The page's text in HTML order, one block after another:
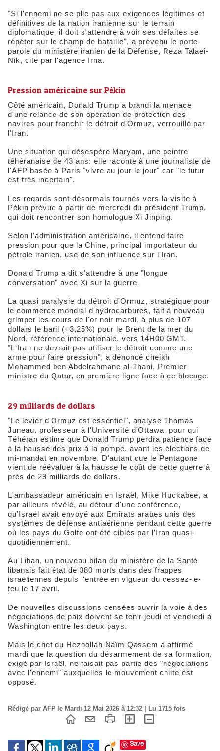
"Si l'ennemi ne se plie pas aux exigences légitimes et
définitives de la nation iranienne sur le terrain
diplomatique, il doit s'attendre à voir ses défaites se
répéter sur le champ de bataille", a prévenu le porte-
parole du ministère iranien de la Défense, Reza Talaei-
Nik, cité par l'agence Irna.
Pression américaine sur Pékin
Côté américain, Donald Trump a brandi la menace
d'une relance de son opération de protection des
navires pour franchir le détroit d'Ormuz, verrouillé par
l'Iran.
Une situation qui désespère Maryam, une peintre
téhéranaise de 43 ans: elle raconte à une journaliste de
l'AFP basée à Paris "vivre au jour le jour" car "le futur
est très incertain".
Les regards sont désormais tournés vers la visite à
Pékin prévue à partir de mercredi du président Trump,
qui doit rencontrer son homologue Xi Jinping.
Selon l'administration américaine, il entend faire
pression pour que la Chine, principal importateur du
pétrole iranien, use de son influence sur l'Iran.
Donald Trump a dit s'attendre à une "longue
conversation" avec Xi sur la guerre.
La quasi paralysie du détroit d'Ormuz, stratégique pour
le commerce mondial d'hydrocarbures, fait à nouveau
grimper les cours de l'or noir mardi, à plus de 107
dollars le baril (+3,25%) pour le Brent de la mer du
Nord, référence internationale, vers 14H00 GMT.
"L'Iran ne devrait pas utiliser le détroit comme une
arme pour faire pression", a dénoncé cheikh
Mohammed ben Abdelrahmane al-Thani, Premier
ministre du Qatar, en première ligne face à ce blocage.
29 milliards de dollars
"Le levier d'Ormuz est essentiel", analyse Thomas
Juneau, professeur à l'Université d'Ottawa, pour qui
Téhéran estime que Donald Trump perdra patience face
à la hausse des prix à la pompe, avant les élections de
mi-mandat en novembre. D'autant que le Pentagone
vient de réévaluer à la hausse le coût de cette guerre à
près de 29 milliards de dollars.
L'ambassadeur américain en Israël, Mike Huckabee, a
par ailleurs révélé, au détour d'une conférence,
qu'Israël avait envoyé aux Emirats arabes unis des
systèmes de défense antiaérienne pendant cette guerre
où les pays du Golfe ont été ciblés par l'Iran quasi-
quotidiennement.
Au Liban, un nouveau bilan du ministère de la Santé
libanais fait état de 380 morts dans des frappes
israéliennes depuis l'entrée en vigueur du cessez-le-
feu le 17 avril.
De nouvelles discussions censées ouvrir la voie à des
négociations de paix doivent se tenir jeudi et vendredi à
Washington entre les deux pays.
Mais le chef du Hezbollah Naïm Qassem a affirmé
mardi que la question du désarmement de sa formation,
exigé par Israël, ne faisait pas partie des "négociations
avec l'ennemi" auxquelles le mouvement chiite est
opposé.
Rédigé par AFP le Mardi 12 Mai 2026 à 12:32 | Lu 1715 fois
Save